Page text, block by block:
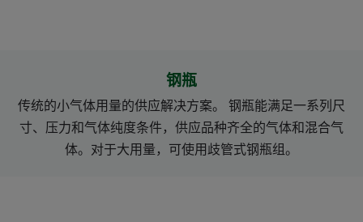
钢瓶
传统的小气体用量的供应解决方案。 钢瓶能满足一系列尺
寸、压力和气体纯度条件，供应品种齐全的气体和混合气
体。对于大用量，可使用歧管式钢瓶组。